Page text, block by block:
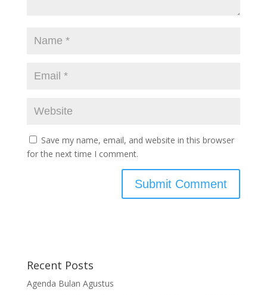
Save my name, email, and website in this browser
for the next time I comment.
Recent Posts
Agenda Bulan Agustus